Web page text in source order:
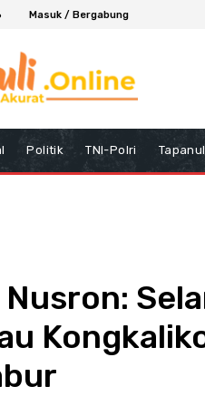
Masuk / Bergabung
Politik TNI-Polri